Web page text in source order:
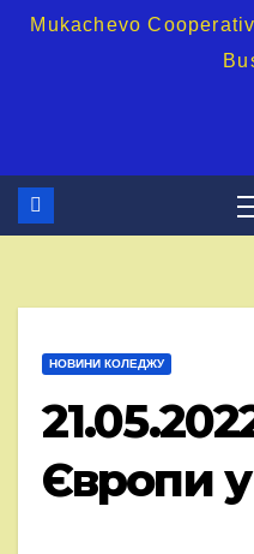
Mukachevo
НОВИНИ КОЛЕДЖУ
Європи